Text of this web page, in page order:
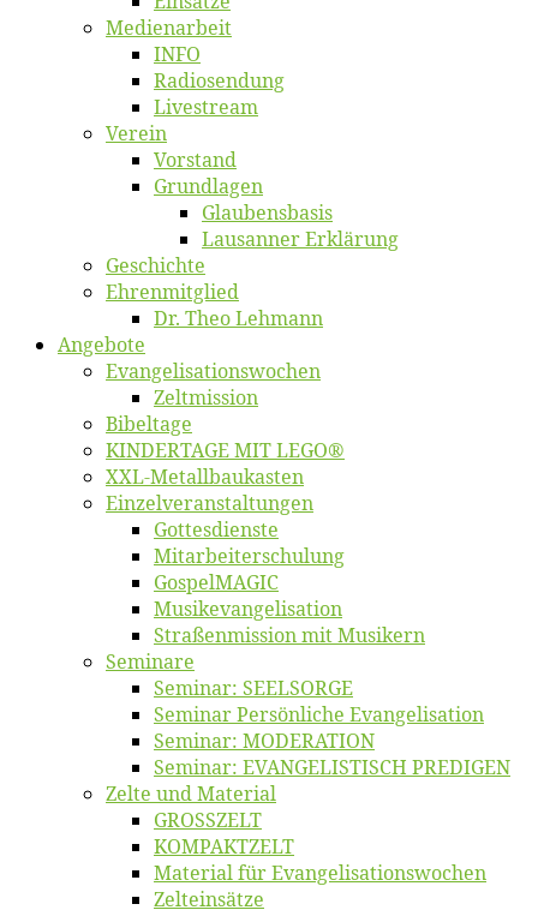
Me­di­en­ar­beit
INFO
Ra­dio­sen­dung
Live­stream
Ver­ein
Vor­stand
Grund­la­gen
Glaubens­ba­sis
Lausan­ner Erklärung
Ge­schich­te
Eh­ren­mit­glied
Dr. Theo Lehmann
An­ge­bo­te
Evangelisa­tions­wo­chen
Zelt­mis­si­on
Bi­bel­ta­ge
KINDERTAGE MIT LEGO®
XXL-Me­­tal­l­­bau­­kas­­ten
Einzelver­an­stal­tungen
Got­tes­diens­te
Mitarbeiter­schulung
Gos­pel­MA­GIC
Musikevan­ge­li­sa­tion
Straßenmis­sion mit Musikern
Se­mi­na­re
Se­mi­nar: SEELSORGE
Se­mi­nar Per­sön­li­che Evangelisation
Se­mi­nar: MODERATION
Se­mi­nar: EVANGELISTISCH PREDIGEN
Zel­te und Material
GROSSZELT
KOMPAKTZELT
Ma­te­ri­al für Evangelisationswochen
Zelt­ein­sät­ze